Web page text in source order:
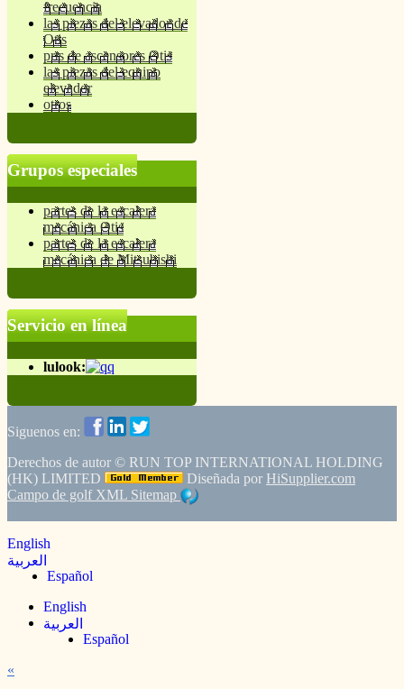
frecuencia
las piezas del elevador de
Otis
prts de ascensores Otis
las piezas del equipo
elevador
otros
Grupos especiales
partes de la escalera
mecánica Otis
partes de la escalera
mecánica de Mitsubishi
Servicio en línea
lulook:
Siguenos en:
Derechos de autor © RUN TOP INTERNATIONAL HOLDING
(HK) LIMITED
Diseñada por HiSupplier.com
Campo de golf XML Sitemap
English
العربية
Español
English
العربية
Español
«